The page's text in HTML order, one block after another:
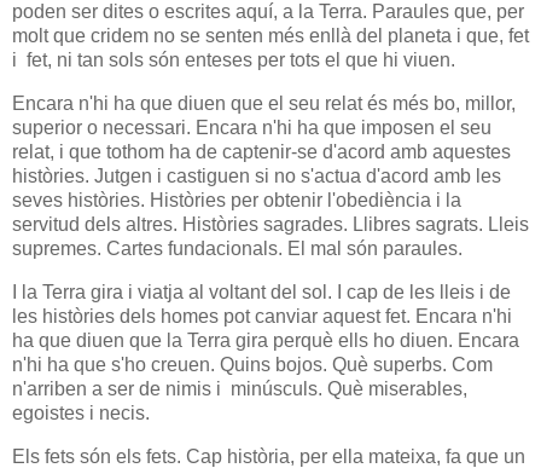
poden ser dites o escrites aquí, a la Terra. Paraules que, per
molt que cridem no se senten més enllà del planeta i que, fet
i fet, ni tan sols són enteses per tots el que hi viuen.
Encara n'hi ha que diuen que el seu relat és més bo, millor,
superior o necessari. Encara n'hi ha que imposen el seu
relat, i que tothom ha de captenir-se d'acord amb aquestes
històries. Jutgen i castiguen si no s'actua d'acord amb les
seves històries. Històries per obtenir l'obediència i la
servitud dels altres. Històries sagrades. Llibres sagrats. Lleis
supremes. Cartes fundacionals. El mal són paraules.
I la Terra gira i viatja al voltant del sol. I cap de les lleis i de
les històries dels homes pot canviar aquest fet. Encara n'hi
ha que diuen que la Terra gira perquè ells ho diuen. Encara
n'hi ha que s'ho creuen. Quins bojos. Què superbs. Com
n'arriben a ser de nimis i minúsculs. Què miserables,
egoistes i necis.
Els fets són els fets. Cap història, per ella mateixa, fa que un